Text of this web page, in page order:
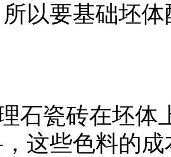
以要基础坯
石瓷砖在坯体
这些色料的